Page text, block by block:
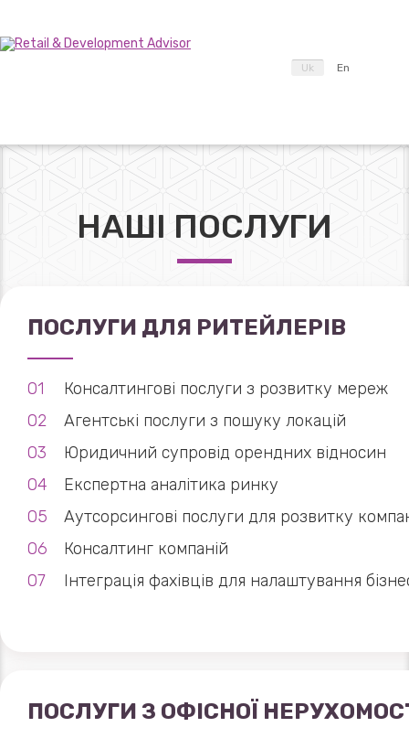
Uk En
НАШІ ПОСЛУГИ
ПОСЛУГИ ДЛЯ РИТЕЙЛЕРІВ
Консалтингові послуги з розвитку мереж
Агентські послуги з пошуку локацій
Юридичний супровід орендних відносин
Експертна аналітика ринку
Аутсорсингові послуги для розвитку
Консалтинг компаній
Інтеграція фахівців для налаштування
ПОСЛУГИ З ОФІСНОЇ